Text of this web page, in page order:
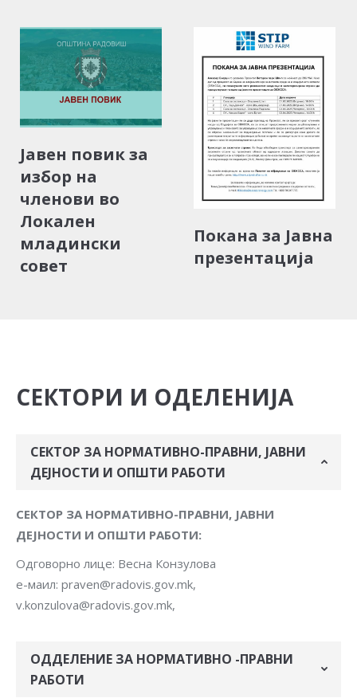
Јавен повик за
избор на
членови во
Локален
младински
совет
Покана за Јавна
презентација
СЕКТОРИ И ОДЕЛЕНИЈА
СЕКТОР ЗА НОРМАТИВНО-ПРАВНИ, ЈАВНИ
ДЕЈНОСТИ И ОПШТИ РАБОТИ
СЕКТОР ЗА НОРМАТИВНО-ПРАВНИ, ЈАВНИ
ДЕЈНОСТИ И ОПШТИ РАБОТИ:
Одговорно лице: Весна Конзулова
е-маил: praven@radovis.gov.mk,
v.konzulova@radovis.gov.mk,
ОДДЕЛЕНИЕ ЗА НОРМАТИВНО -ПРАВНИ
РАБОТИ